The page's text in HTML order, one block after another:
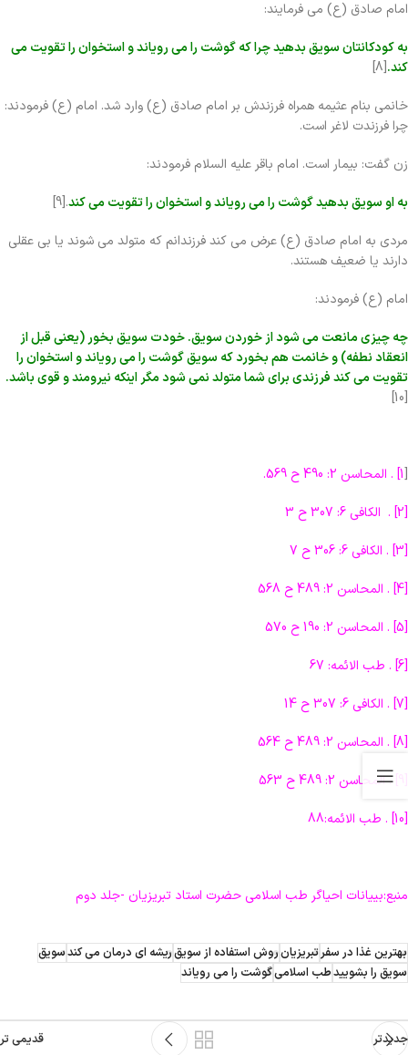
امام صادق (ع) می فرمایند:
به کودکانتان سویق بدهید چرا که گوشت را می رویاند و استخوان را تقویت می
کند.[8]
خانمی بنام عثیمه همراه فرزندش بر امام صادق (ع) وارد شد. امام (ع) فرمودند:
چرا فرزندت لاغر است.
زن گفت: بیمار است. امام باقر علیه السلام فرمودند:
به او سویق بدهید گوشت را می رویاند و استخوان را تقویت می کند.[9]
مردی به امام صادق (ع) عرض می کند فرزندانم که متولد می شوند یا بی عقلی
دارند یا ضعیف هستند.
امام (ع) فرمودند:
چه چیزی مانعت می شود از خوردن سویق. خودت سویق بخور (یعنی قبل از
انعقاد نطفه) و خانمت هم بخورد که سویق گوشت را می رویاند و استخوان را
تقویت می کند فرزندی برای شما متولد نمی شود مگر اینکه نیرومند و قوی باشد.
[10]
[1] . المحاسن 2: 490 ح 569.
[2] . الکافی 6: 307 ح 3
[3] . الکافی 6: 306 ح 7
[4] . المحاسن 2: 489 ح 568
[5] . المحاسن 2: 190 ح 570
[6] . طب الائمه: 67
[7] . الکافی 6: 307 ح 14
[8] . المحاسن 2: 489 ح 564
[10] . طب الائمه:88
منبع:بییانات احیاگر طب اسلامی حضرت استاد تبریزیان -جلد دوم
بهترین غذا در سفرتبریزیانروش استفاده از سویقریشه ای درمان می کندسویق
سویق را بشوییدطب اسلامیگوشت را می رویاند
جدیدتر قدیمی تر